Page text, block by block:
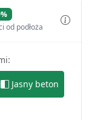
od podłoża
Jasny beton